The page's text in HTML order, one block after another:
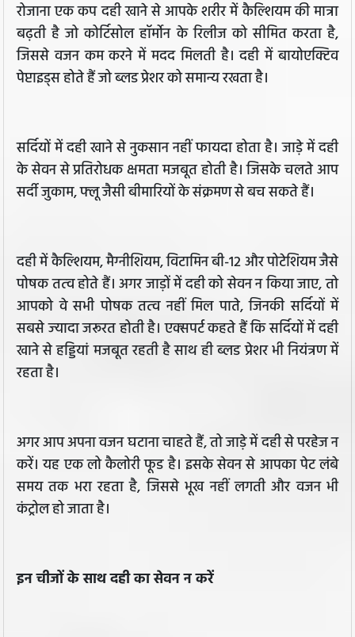
रोजाना एक कप दही खाने से आपके शरीर में कैल्शियम की मात्रा
बढ़ती है जो कोर्टिसोल हॉर्मोन के रिलीज को सीमित करता है,
जिससे वजन कम करने में मदद मिलती है। दही में बायोएक्टिव
पेप्टाइड्स होते हैं जो ब्लड प्रेशर को समान्य रखता है।
सर्दियों में दही खाने से नुकसान नहीं फायदा होता है। जाड़े में दही
के सेवन से प्रतिरोधक क्षमता मजबूत होती है। जिसके चलते आप
सर्दी जुकाम, फ्लू जैसी बीमारियों के संक्रमण से बच सकते हैं।
दही में कैल्शियम, मैग्‍नीशियम, विटामिन बी-12 और पोटेशियम जैसे
पोषक तत्‍व होते हैं। अगर जाड़ों में दही को सेवन न किया जाए, तो
आपको वे सभी पोषक तत्‍व नहीं मिल पाते, जिनकी सर्दियों में
सबसे ज्‍यादा जरूरत होती है। एक्‍सपर्ट कहते हैं कि सर्दियों में दही
खाने से हड्डियां मजबूत रहती है साथ ही ब्‍लड प्रेशर भी नियंत्रण में
रहता है।
अगर आप अपना वजन घटाना चाहते हैं, तो जाड़े में दही से परहेज न
करें। यह एक लो कैलोरी फूड है। इसके सेवन से आपका पेट लंबे
समय तक भरा रहता है, जिससे भूख नहीं लगती और वजन भी
कंट्रोल हो जाता है।
इन चीजों के साथ दही का सेवन न करें